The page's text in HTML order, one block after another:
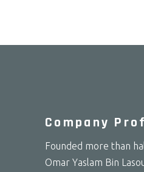
Company
Founded more than
Omar Yaslam Bin